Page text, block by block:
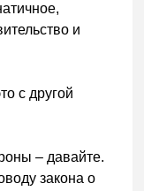
и
с другой
– давайте.
закона о